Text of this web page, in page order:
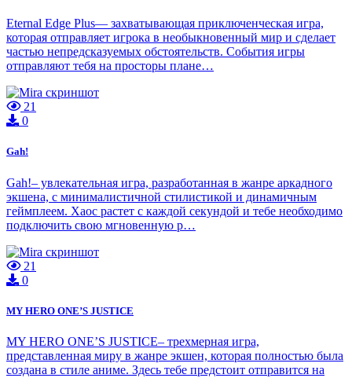
Eternal Edge Plus— захватывающая приключенческая игра,
которая отправляет игрока в необыкновенный мир и сделает
частью непредсказуемых обстоятельств. События игры
отправляют тебя на просторы плане…
21
0
Gah!
Gah!– увлекательная игра, разработанная в жанре аркадного
экшена, с минималистичной стилистикой и динамичным
геймплеем. Хаос растет с каждой секундой и тебе необходимо
подключить свою мгновенную р…
21
0
MY HERO ONE’S JUSTICE
MY HERO ONE’S JUSTICE– трехмерная игра,
представленная миру в жанре экшен, которая полностью была
создана в стиле аниме. Здесь тебе предстоит отправится на